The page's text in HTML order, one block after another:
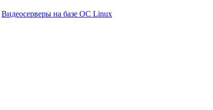
Видеосерверы на базе ОС Linux